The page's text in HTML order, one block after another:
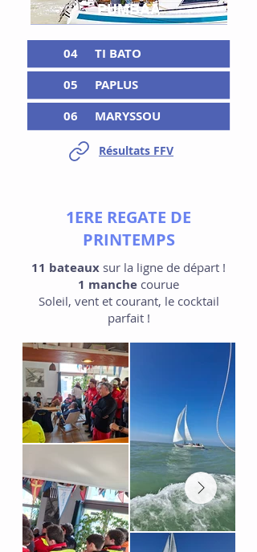
PUMBAA
04
TI BATO
05
PAPLUS
06
MARYSSOU
Résultats FFV
1ERE REGATE DE
PRINTEMPS
11 bateaux sur la ligne de départ !
1 manche courue
Soleil, vent et courant, le cocktail
parfait !